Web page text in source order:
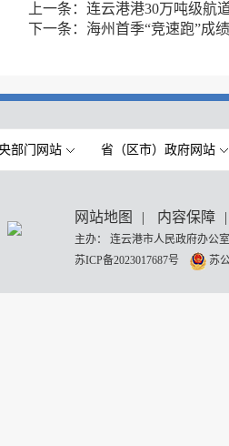
上一条： 连云港港30万吨级航
下一条： 海州首季“竞速跑”成
部门网站 省（区市）政府网站
网站地图 | 内容保障 |
主办： 连云港市人民政府办
苏ICP备2023017687号
苏